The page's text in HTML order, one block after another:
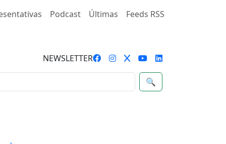
Podcast Últimas Feeds RSS
NEWSLETTER
🔍